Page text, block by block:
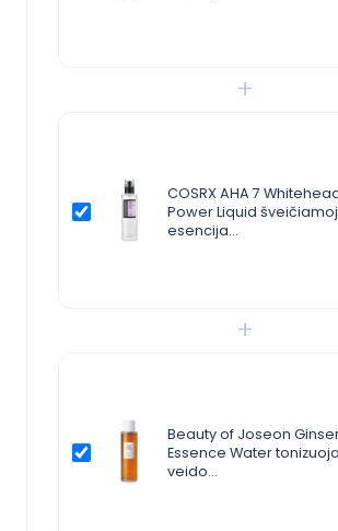
+
COSRX AHA 7
Power Liquid
esencija…
+
Beauty of Joseon
Essence Water
veido…